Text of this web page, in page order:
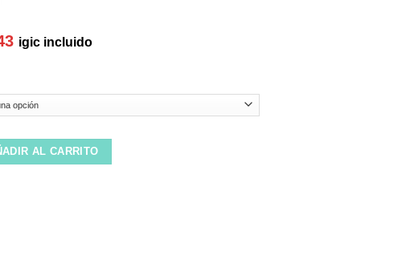
igic incluido
Barnes Dark Colza White Green cantidad
AL CARRITO